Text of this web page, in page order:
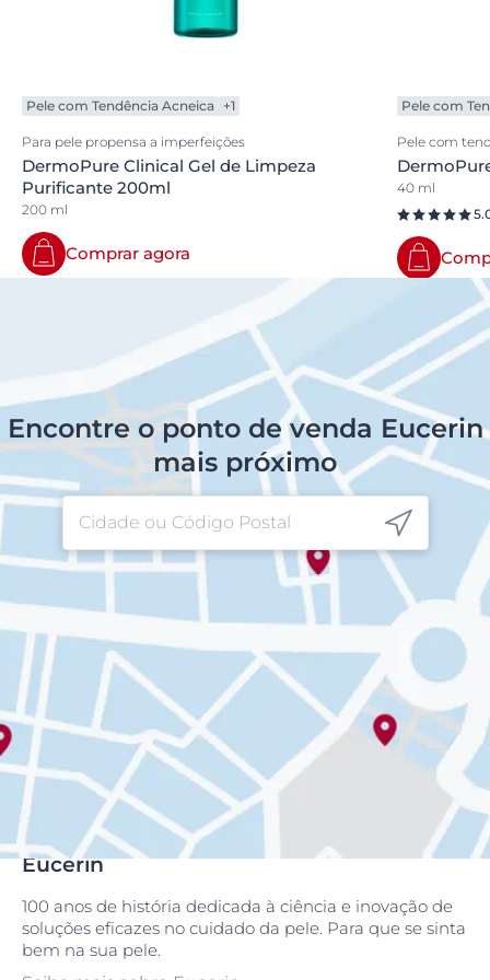
Pele com Tendência Acneica +1
Para pele propensa a imperfeições
DermoPure Clinical Gel de Limpeza
Purificante 200ml
200 ml
Comprar agora
Pele com
Pele com
40 ml
Encontre o ponto de venda Eucerin
mais próximo
Eucerin
100 anos de história dedicada à ciência e inovação de
soluções eficazes no cuidado da pele. Para que se sinta
bem na sua pele.